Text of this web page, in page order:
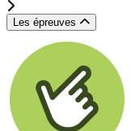
Les épreuves